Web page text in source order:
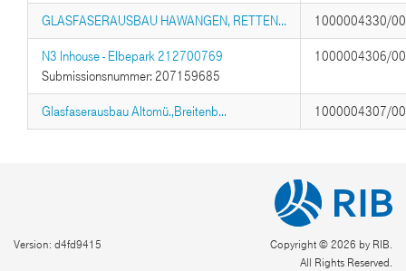
GLASFASERAUSBAU HAWANGEN, RETTEN... 1000004330/
N3 Inhouse - Elbepark 212700769
Submissionsnummer: 207159685
1000004306/
Glasfaserausbau Altomü.,Breitenb... 1000004307/
Version: d4fd9415
Copyright © 2026 by RIB.
All Rights Reserved.